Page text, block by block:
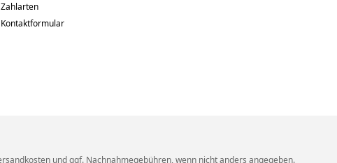
Zahlarten
Kontaktformular
und ggf. Nachnahmegebühren, wenn nicht anders angegeben.